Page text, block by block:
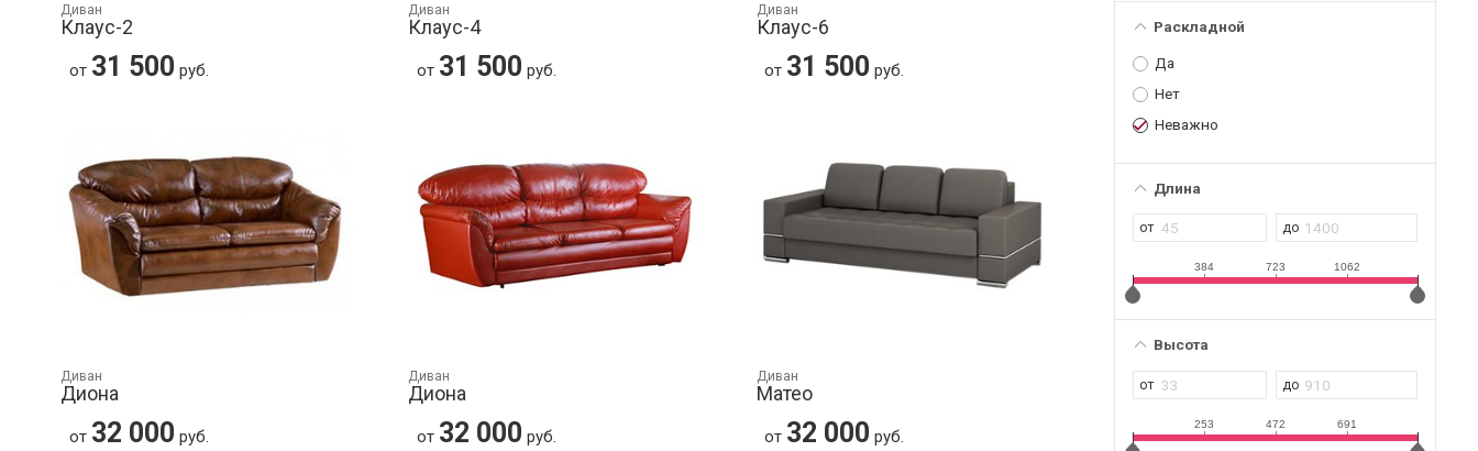
Раскладной
Да
Нет
Неважно
Длина
384 723 1062
Высота
253 472 691
Диван
Клаус-2
от 31 500 руб.
Диван
Клаус-4
от 31 500 руб.
Диван
Клаус-6
от 31 500 руб.
Диван
Диона
от 32 000 руб.
Диван
Диона
от 32 000 руб.
Диван
Матео
от 32 000 руб.